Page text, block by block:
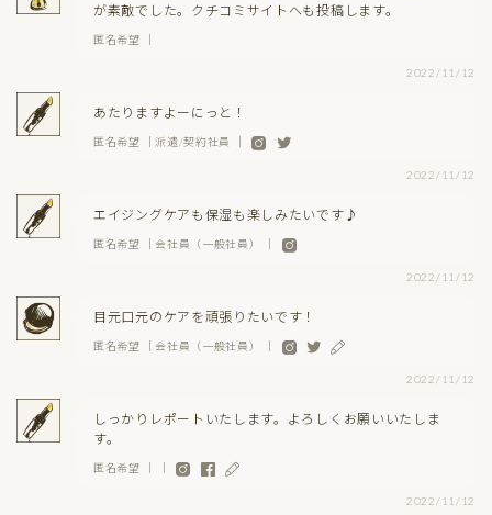
が素敵でした。クチコミサイトへも投稿します。
匿名希望 ｜
2022/11/12
あたりますよーにっと！
匿名希望 ｜派遣/契約社員 ｜
2022/11/12
エイジングケアも保湿も楽しみたいです♪
匿名希望 ｜会社員（一般社員） ｜
2022/11/12
目元口元のケアを頑張りたいです！
匿名希望 ｜会社員（一般社員） ｜
2022/11/12
しっかりレポートいたします。よろしくお願いいたしま
す。
匿名希望 ｜ ｜
2022/11/12